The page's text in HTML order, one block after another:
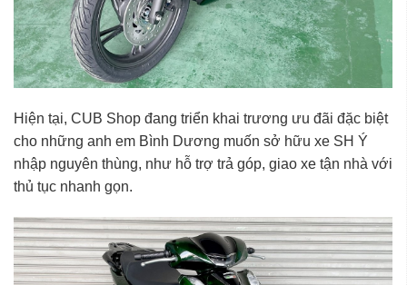
Hiện tại, CUB Shop đang triển khai trương ưu đãi đặc biệt
cho những anh em Bình Dương muốn sở hữu xe SH Ý
nhập nguyên thùng, như hỗ trợ trả góp, giao xe tận nhà với
thủ tục nhanh gọn.